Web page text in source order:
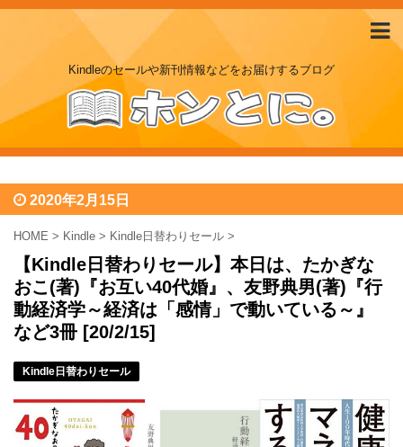
Kindleのセールや新刊情報などをお届けするブログ
2020年2月15日
HOME > Kindle > Kindle日替わりセール >
【Kindle日替わりセール】本日は、たかぎな
おこ(著)『お互い40代婚』、友野典男(著)『行
動経済学～経済は「感情」で動いている～』
など3冊 [20/2/15]
Kindle日替わりセール